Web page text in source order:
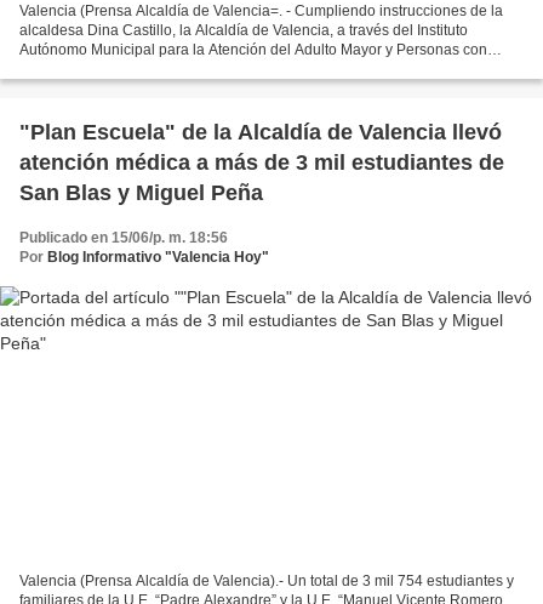
Valencia (Prensa Alcaldía de Valencia=. - Cumpliendo instrucciones de la
alcaldesa Dina Castillo, la Alcaldía de Valencia, a través del Instituto
Autónomo Municipal para la Atención del Adulto Mayor y Personas con
"Plan Escuela" de la Alcaldía de Valencia llevó
atención médica a más de 3 mil estudiantes de
San Blas y Miguel Peña
Publicado en 15/06/p. m. 18:56
Por Blog Informativo "Valencia Hoy"
Valencia (Prensa Alcaldía de Valencia).- Un total de 3 mil 754 estudiantes y
familiares de la U.E. “Padre Alexandre” y la U.E. “Manuel Vicente Romero